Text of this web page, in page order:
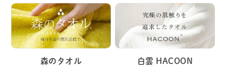
森のタオル 白雲 HACOON